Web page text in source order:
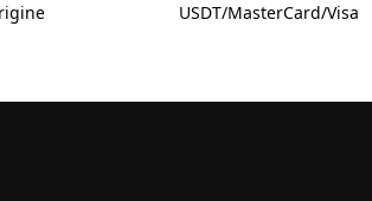
USDT/MasterCard/Visa